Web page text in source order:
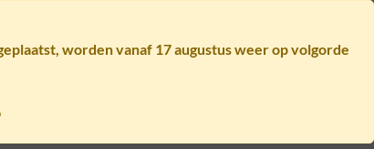
worden vanaf 17 augustusweer op volgorde